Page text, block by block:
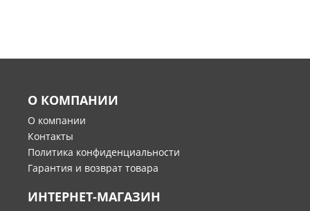
О КОМПАНИИ
О компании
Контакты
Политика конфиденциальности
Гарантия и возврат товара
ИНТЕРНЕТ-МАГАЗИН